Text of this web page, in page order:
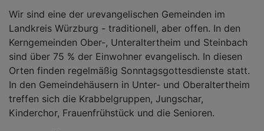
Wir sind eine der urevangelischen Gemeinden im
Landkreis Würzburg - traditionell, aber offen. In den
Kerngemeinden Ober-, Unteraltertheim und Steinbach
sind über 75 % der Einwohner evangelisch. In diesen
Orten finden regelmäßig Sonntagsgottesdienste statt.
In den Gemeindehäusern in Unter- und Oberaltertheim
treffen sich die Krabbelgruppen, Jungschar,
Kinderchor, Frauenfrühstück und die Senioren.